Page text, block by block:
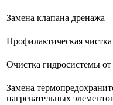
Замена клапана дренажа
Профилактическая
Очистка гидросистемы
Замена
нагревательных